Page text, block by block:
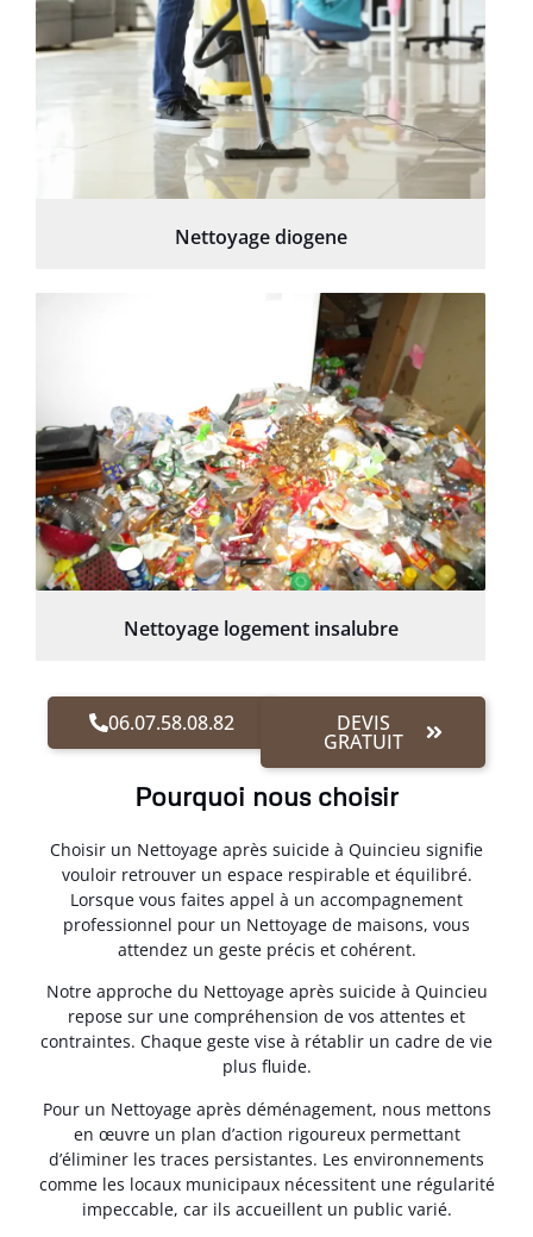
Nettoyage diogene
Nettoyage logement insalubre
06.07.58.08.82 DEVIS
GRATUIT
Pourquoi nous choisir
Choisir un Nettoyage après suicide à Quincieu signifie
vouloir retrouver un espace respirable et équilibré.
Lorsque vous faites appel à un accompagnement
professionnel pour un Nettoyage de maisons, vous
attendez un geste précis et cohérent.
Notre approche du Nettoyage après suicide à Quincieu
repose sur une compréhension de vos attentes et
contraintes. Chaque geste vise à rétablir un cadre de vie
plus fluide.
Pour un Nettoyage après déménagement, nous mettons
en œuvre un plan d’action rigoureux permettant
d’éliminer les traces persistantes. Les environnements
comme les locaux municipaux nécessitent une régularité
impeccable, car ils accueillent un public varié.